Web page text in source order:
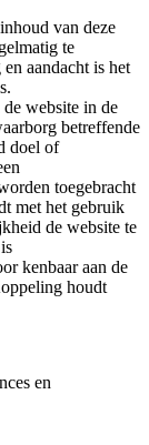
van deze
te
aandacht is het
website in de
betreffende
doel of
toegebracht
met het gebruik
de website te
kenbaar aan de
houdt
en